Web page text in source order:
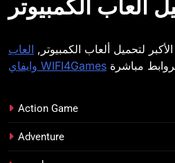
ألعاب الكمبيوتر
لتحميل ألعاب الكمبيوتر, العاب
وايفاي WIFI4Games
Action Game
Adventure